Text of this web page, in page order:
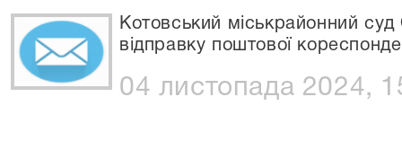
Котовський міськрайонний суд
відправку поштової
04 листопада 2024,